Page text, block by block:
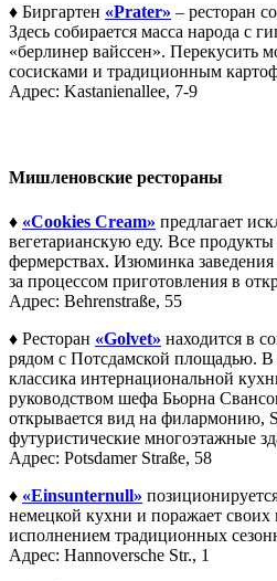
♦ Биргартен «Prater» – ресторан
Здесь собирается масса народа с
«берлинер вайссен». Перекусить
сосисками и традиционным
Адрес: Kastanienallee, 7-9
Мишленовские рестораны
♦ «Cookies Cream» предлагает
вегетарианскую еду. Все
фермерствах. Изюминка
за процессом приготовления в
Адрес: Behrenstraße, 55
♦ Ресторан «Golvet» находится в
рядом с Потсдамской площадью.
классика интернациональной
руководством шефа Бьорна
открывается вид на филармонию,
футуристические многоэтажные
Адрес: Potsdamer Straße, 58
♦ «Einsunternull»
немецкой кухни и поражает
исполнением традиционных
Адрес: Hannoversche Str., 1